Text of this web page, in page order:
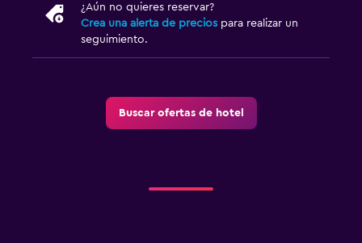
¿Aún no quieres reservar?
Crea una alerta de precios para realizar un
seguimiento.
Buscar ofertas de hotel